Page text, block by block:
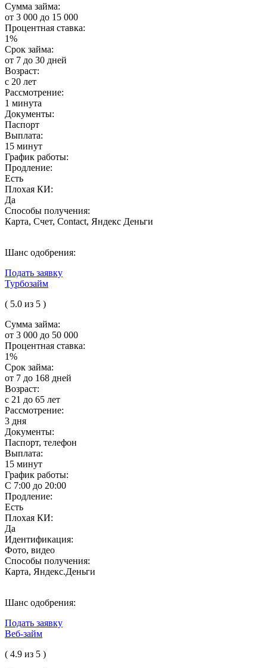
Сумма займа:
от 3 000 до 15 000
Процентная ставка:
1%
Срок займа:
от 7 до 30 дней
Возраст:
с 20 лет
Рассмотрение:
1 минута
Документы:
Паспорт
Выплата:
15 минут
График работы:
Продление:
Есть
Плохая КИ:
Да
Способы получения:
Карта, Счет, Contact, Яндекс Деньги
Шанс одобрения:
Подать заявку
Турбозайм
( 5.0 из 5 )
Сумма займа:
от 3 000 до 50 000
Процентная ставка:
1%
Срок займа:
от 7 до 168 дней
Возраст:
с 21 до 65 лет
Рассмотрение:
3 дня
Документы:
Паспорт, телефон
Выплата:
15 минут
График работы:
С 7:00 до 20:00
Продление:
Есть
Плохая КИ:
Да
Идентификация:
Фото, видео
Способы получения:
Карта, Яндекс.Деньги
Шанс одобрения:
Подать заявку
Веб-займ
( 4.9 из 5 )